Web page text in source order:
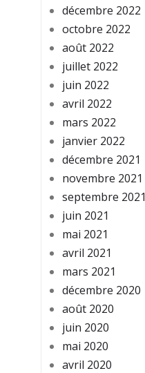
décembre 2022
octobre 2022
août 2022
juillet 2022
juin 2022
avril 2022
mars 2022
janvier 2022
décembre 2021
novembre 2021
septembre 2021
juin 2021
mai 2021
avril 2021
mars 2021
décembre 2020
août 2020
juin 2020
mai 2020
avril 2020